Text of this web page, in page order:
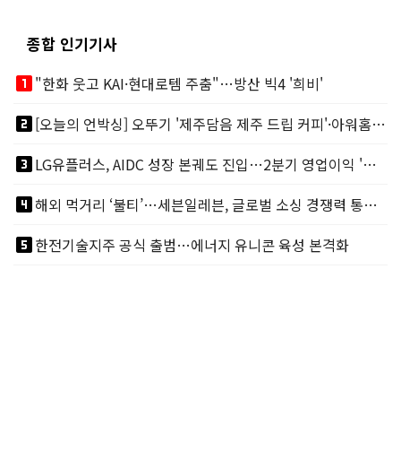
종합 인기기사
looks_one"한화 웃고 KAI·현대로템 주춤"…방산 빅4 '희비'
looks_two
[오늘의 언박싱] 오뚜기 '제주담음 제주 드립 커피'·아워홈 ‘갓석박지’ 外
looks_3
LG유플러스, AIDC 성장 본궤도 진입…2분기 영업이익 '역대 최대'
looks_4
해외 먹거리 ‘불티’…세븐일레븐, 글로벌 소싱 경쟁력 통했다
looks_5한전기술지주 공식 출범…에너지 유니콘 육성 본격화